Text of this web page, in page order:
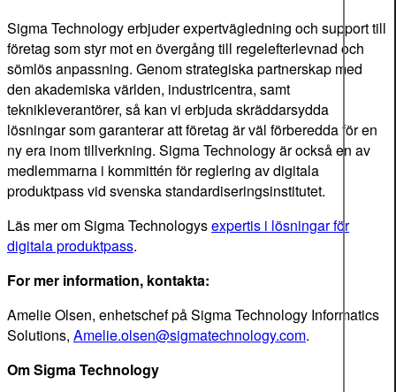
Sigma Technology erbjuder expertvägledning och support till
företag som styr mot en övergång till regelefterlevnad och
sömlös anpassning. Genom strategiska partnerskap med
den akademiska världen, industricentra, samt
teknikleverantörer, så kan vi erbjuda skräddarsydda
lösningar som garanterar att företag är väl förberedda för en
ny era inom tillverkning. Sigma Technology är också en av
medlemmarna i kommittén för reglering av digitala
produktpass vid svenska standardiseringsinstitutet.
Läs mer om Sigma Technologysexpertis i lösningar för
digitala produktpass.
For mer information, kontakta:
Amelie Olsen, enhetschef på Sigma Technology Informatics
Solutions, Amelie.olsen@sigmatechnology.com.
Om Sigma Technology